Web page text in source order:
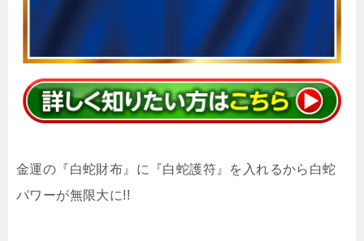
金運の『白蛇財布』に『白蛇護符』を入れるから白蛇
パワーが無限大に!!